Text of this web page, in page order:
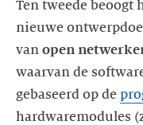
Ten tweede beoogt
nieuwe
van open
waarvan de
gebaseerd op de
hardwaremodules